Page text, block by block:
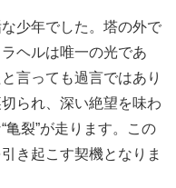
少年でした。塔の外で
ヘルは唯一の光であ
言っても過言ではあり
られ、深い絶望を味わ
亀裂”が走ります。この
き起こす契機となりま